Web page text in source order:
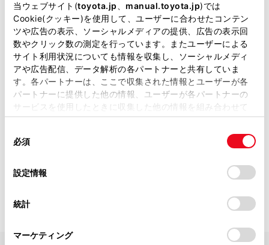
当ウェブサイト(toyota.jp manual.toyota.jp)では
Cookie(クッキー)を使用して、ユーザーに合わせたコンテン
ツや広告の表示、ソーシャルメディアの提供、広告の表示回
数やクリック数の測定を行っています。またユーザーによる
サイト利用状況についても情報を収集し、ソーシャルメディ
アや広告配信、データ解析の各パートナーと共有していま
す。各パートナーは、ここで収集された情報とユーザーが各
パートナーに提供した他の情報、ユーザーが各パートナーの
サービスを使用したときに収集した他の情報を組み合わせて
使用することがあります。当ウェブサイトの使用を続行する
デバイスにすべてのCookie(クッキー)が保存されることに同
意したことになります。Cookie(クッキー)のオプトアウト、
設定の変更、同意を撤回したりするにあたっては、当社の
「Cookie（クッキー）情報の取り扱いについて
」をご覧くだ
必須
設定情報
統計
マーケティング
見積りシミュレーションのデータが
正常に取得できませんでした。
詳しくは販売店までお問合せくださ
い。
（2-7-4）
見積りシミュレーショントップへ